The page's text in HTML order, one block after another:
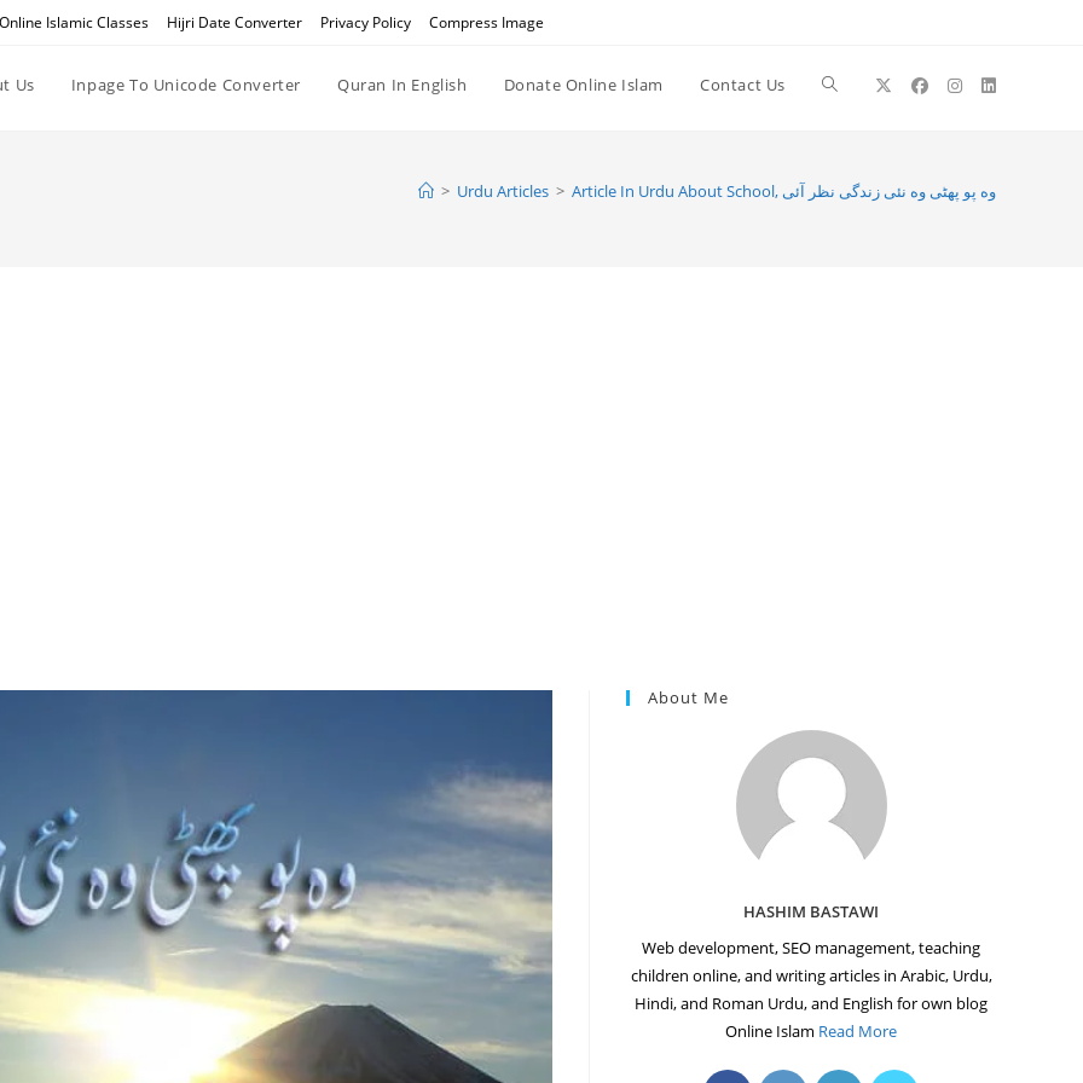
Online Islamic Classes Hijri Date Converter Privacy Policy Compress Image
Us Inpage To Unicode Converter Quran In English Donate Online Islam Contact Us Toggle
> Urdu Articles > Article In Urdu About School, وه پو پھٹى وه نئى زندگى نظر آئى
About Me
HASHIM BASTAWI
Web development, SEO management, teaching
children online, and writing articles in Arabic, Urdu,
Hindi, and Roman Urdu, and English for own blog
Online Islam Read More